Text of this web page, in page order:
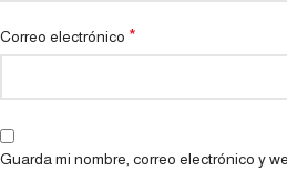
Correo electrónico *
Guarda mi nombre, correo electrónico y